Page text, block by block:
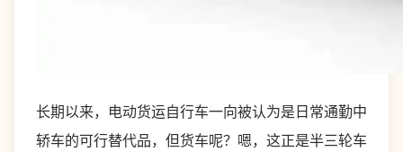
长期以来，电动货运自行车一向被认为是日常通勤中
轿车的可行替代品，但货车呢？嗯，这正是半三轮车